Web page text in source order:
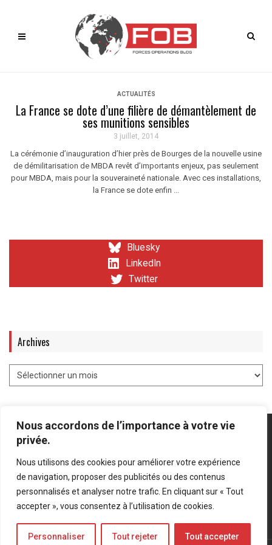
Nous accordons de l’importance à votre vie
privée.
Nous utilisons des cookies pour améliorer votre expérience
de navigation, proposer des publicités ou des contenus
personnalisés et analyser notre trafic. En cliquant sur « Tout
accepter », vous consentez à l’utilisation de cookies.
Personnaliser Tout rejeter Tout accepter
ACTUALITÉS
La France se dote d’une filière de démantèlement de
ses munitions sensibles
3 juillet, 2014
La cérémonie d’inauguration d’hier près de Bourges de la nouvelle usine
de démilitarisation de MBDA revêt d’importants enjeux, pas seulement
pour MBDA, mais pour la souveraineté nationale. Avec ces installations,
la France se dote enfin ...
Bluesky
LinkedIn
Twitter
Archives
Mentions légales Politique de confidentialité
Bluesky
LinkedIn
Twitter